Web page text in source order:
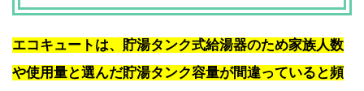
エコキュートは、貯湯タンク式給湯器のため家族人数
や使用量と選んだ貯湯タンク容量が間違っていると頻